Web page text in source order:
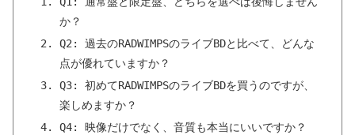
か？
Q2: 過去のRADWIMPSのライブBDと比べて、どんな
点が優れていますか？
Q3: 初めてRADWIMPSのライブBDを買うのですが、
楽しめますか？
Q4: 映像だけでなく、音質も本当にいいですか？